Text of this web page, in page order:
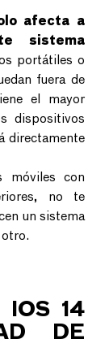
afecta a
sistema
portátiles o
fuera de
el mayor
dispositivos
directamente
móviles con
no te
un sistema
IOS 14
DE